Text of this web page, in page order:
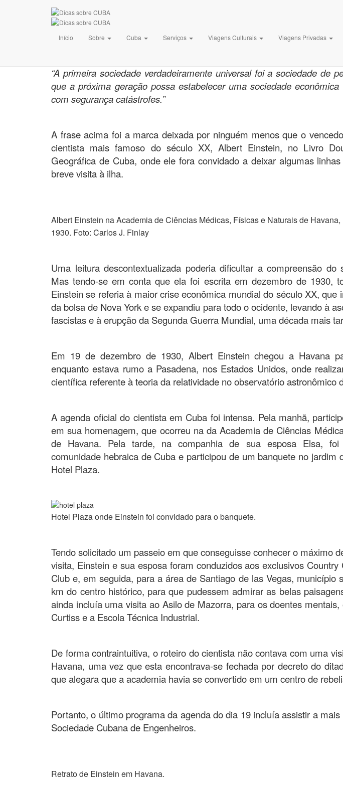
Início Sobre Cuba Serviços Viagens Culturais Viagens Privadas
O dia em que Einstein esteve
Publicado por Dicas sobre Cubaem 23 de setembro de 201923 de
“A primeira sociedade verdadeiramente universal foi a sociedade de
que a próxima geração possa estabelecer uma sociedade
com segurança catástrofes.”
A frase acima foi a marca deixada por ninguém menos que o
cientista mais famoso do século XX, Albert Einstein, no Livro
Geográfica de Cuba, onde ele fora convidado a deixar algumas
breve visita à ilha.
Albert Einstein na Academia de Ciências Médicas, Físicas e Naturais de Havana,
1930. Foto: Carlos J. Finlay
Uma leitura descontextualizada poderia dificultar a compreensão do
Mas tendo-se em conta que ela foi escrita em dezembro de 1930,
Einstein se referia à maior crise econômica mundial do século XX, que
da bolsa de Nova York e se expandiu para todo o ocidente, levando à
fascistas e à erupção da Segunda Guerra Mundial, uma década mais
Em 19 de dezembro de 1930, Albert Einstein chegou a Havana
enquanto estava rumo a Pasadena, nos Estados Unidos, onde
científica referente à teoria da relatividade no observatório astronômico
A agenda oficial do cientista em Cuba foi intensa. Pela manhã,
em sua homenagem, que ocorreu na da Academia de Ciências
de Havana. Pela tarde, na companhia de sua esposa Elsa, foi
comunidade hebraica de Cuba e participou de um banquete no jardim
Hotel Plaza.
Hotel Plaza onde Einstein foi convidado para o banquete.
Tendo solicitado um passeio em que conseguisse conhecer o máximo
visita, Einstein e sua esposa foram conduzidos aos exclusivos Country
Club e, em seguida, para a área de Santiago de las Vegas, município
km do centro histórico, para que pudessem admirar as belas
ainda incluía uma visita ao Asilo de Mazorra, para os doentes
Curtiss e a Escola Técnica Industrial.
De forma contraintuitiva, o roteiro do cientista não contava com uma
Havana, uma vez que esta encontrava-se fechada por decreto do
que alegara que a academia havia se convertido em um centro de
Portanto, o último programa da agenda do dia 19 incluía assistir a
Sociedade Cubana de Engenheiros.
Retrato de Einstein em Havana.